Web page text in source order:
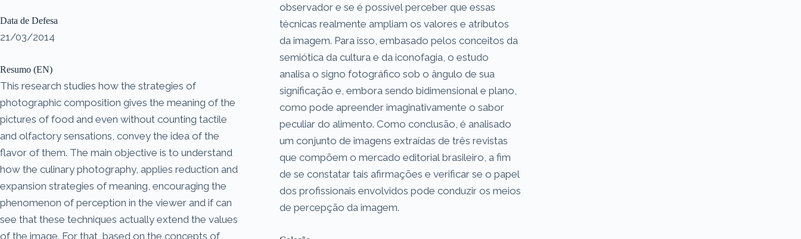
Data de Defesa
21/03/2014
Resumo (EN)
This research studies how the strategies of
photographic composition gives the meaning of the
pictures of food and even without counting tactile
and olfactory sensations, convey the idea of the
flavor of them. The main objective is to understand
how the culinary photography, applies reduction and
expansion strategies of meaning, encouraging the
phenomenon of perception in the viewer and if can
see that these techniques actually extend the values
of the image. For that, based on the concepts of
observador e se é possível perceber que essas
técnicas realmente ampliam os valores e atributos
da imagem. Para isso, embasado pelos conceitos da
semiótica da cultura e da iconofagia, o estudo
analisa o signo fotográfico sob o ângulo de sua
significação e, embora sendo bidimensional e plano,
como pode apreender imaginativamente o sabor
peculiar do alimento. Como conclusão, é analisado
um conjunto de imagens extraídas de três revistas
que compõem o mercado editorial brasileiro, a fim
de se constatar tais afirmações e verificar se o papel
dos profissionais envolvidos pode conduzir os meios
de percepção da imagem.